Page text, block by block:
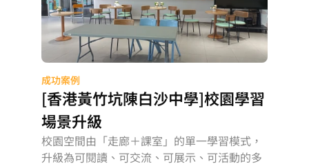
成功案例
[香港黃竹坑陳白沙中學]校園學習
場景升級
校園空間由「走廊＋課室」的單一學習模式，
升級為可閱讀、可交流、可展示、可活動的多